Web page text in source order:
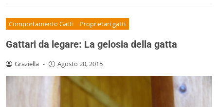
Comportamento Gatti Proprietari gatti
Gattari da legare: La gelosia della gatta
Graziella - Agosto 20, 2015